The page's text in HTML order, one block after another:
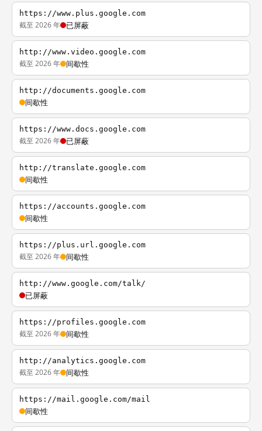
https://www.plus.google.com
截至 2026 年 已屏蔽
http://www.video.google.com
截至 2026 年 间歇性
http://documents.google.com
间歇性
https://www.docs.google.com
截至 2026 年 已屏蔽
http://translate.google.com
间歇性
https://accounts.google.com
间歇性
https://plus.url.google.com
截至 2026 年 间歇性
http://www.google.com/talk/
已屏蔽
https://profiles.google.com
截至 2026 年 间歇性
http://analytics.google.com
截至 2026 年 间歇性
https://mail.google.com/mail
间歇性